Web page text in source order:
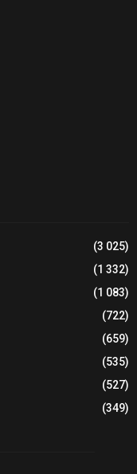
(3 025)
(1 332)
(1 083)
(722)
(659)
(535)
(527)
(349)